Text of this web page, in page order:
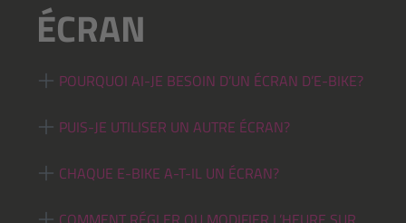
ÉCRAN
POURQUOI AI-JE BESOIN D’UN ÉCRAN D’E-BIKE?
PUIS-JE UTILISER UN AUTRE ÉCRAN?
CHAQUE E-BIKE A-T-IL UN ÉCRAN?